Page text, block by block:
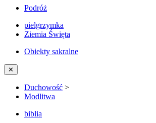
Podróż
pielgrzymka
Ziemia Święta
Obiekty sakralne
✕
Duchowość >
Modlitwa
biblia